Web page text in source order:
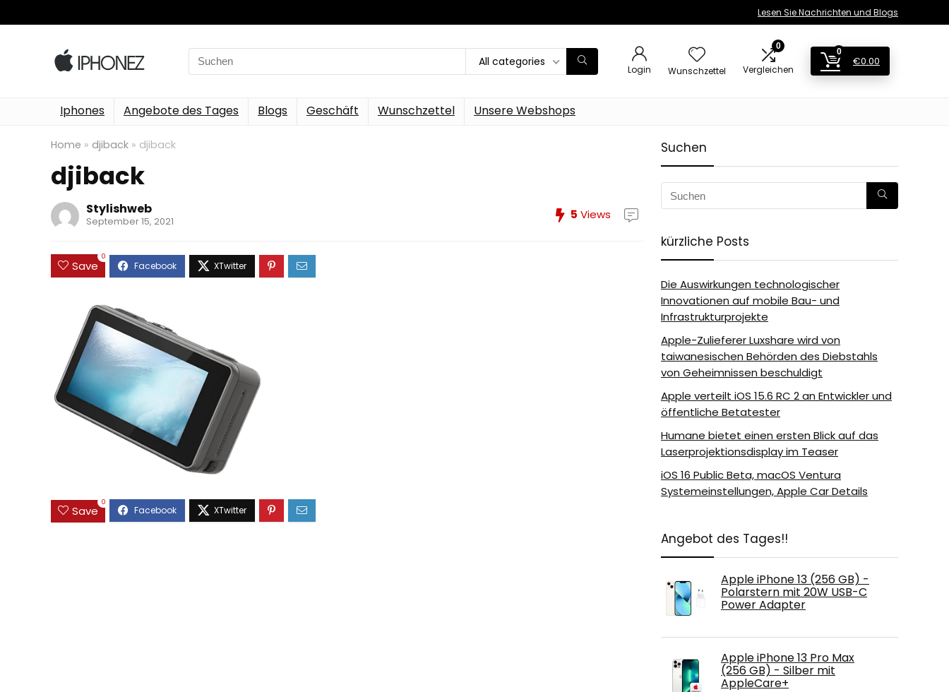
Lesen Sie Nachrichten und Blogs
Search
for:
All categories
Login Wunschzettel
0
Vergleichen
0
€0.00
Iphones Angebote des Tages Blogs Geschäft Wunschzettel Unsere Webshops
Home » djiback » djiback
djiback
Stylishweb
September 15, 2021 5 Views
Save
0
Save
0
Suchen
kürzliche Posts
Die Auswirkungen technologischer
Innovationen auf mobile Bau- und
Infrastrukturprojekte
Apple-Zulieferer Luxshare wird von
taiwanesischen Behörden des Diebstahls
von Geheimnissen beschuldigt
Apple verteilt iOS 15.6 RC 2 an Entwickler und
öffentliche Betatester
Humane bietet einen ersten Blick auf das
Laserprojektionsdisplay im Teaser
iOS 16 Public Beta, macOS Ventura
Systemeinstellungen, Apple Car Details
Angebot des Tages!!
Apple iPhone 13 (256 GB) -
Polarstern mit 20W USB-C
Power Adapter
Apple iPhone 13 Pro Max
(256 GB) - Silber mit
AppleCare+